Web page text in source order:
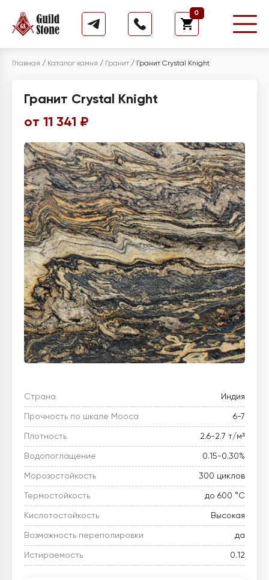
0
Главная / Каталог камня / Гранит / Гранит Crystal Knight
Гранит Crystal Knight
от 11 341 ₽
Страна Индия
Прочность по шкале Мооса 6-7
Плотность 2.6-2.7 т/м³
Водопоглащение 0.15-0.30%
Морозостойкость 300 циклов
Термостойкость до 600 °C
Кислотостойкость Высокая
Возможность переполировки да
Истираемость 0.12